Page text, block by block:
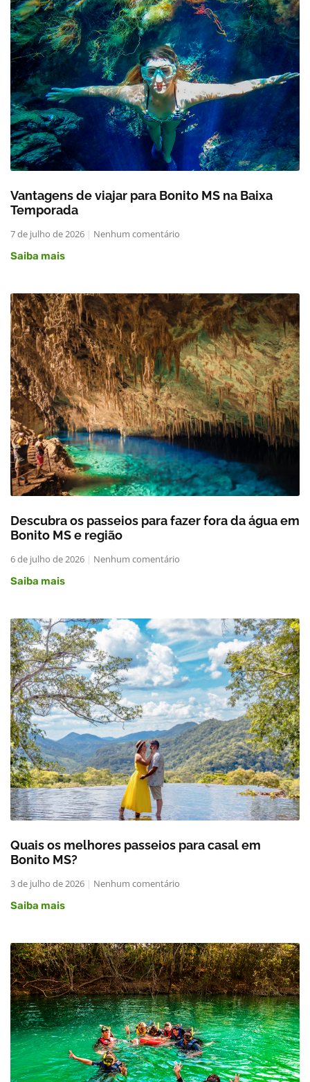
Vantagens de viajar para Bonito MS na Baixa
Temporada
7 de julho de 2026
Nenhum comentário
Saiba mais
Descubra os passeios para fazer fora da água em
Bonito MS e região
6 de julho de 2026
Nenhum comentário
Saiba mais
Quais os melhores passeios para casal em
Bonito MS?
3 de julho de 2026
Nenhum comentário
Saiba mais